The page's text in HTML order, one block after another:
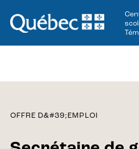
OFFRE D&#39;EMPLOI